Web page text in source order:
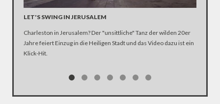
LET'S SWING IN JERUSALEM
Charleston in Jerusalem? Der "unsittliche" Tanz der wilden 20er
Jahre feiert Einzug in die Heiligen Stadt und das Video dazu ist ein
Klick-Hit.